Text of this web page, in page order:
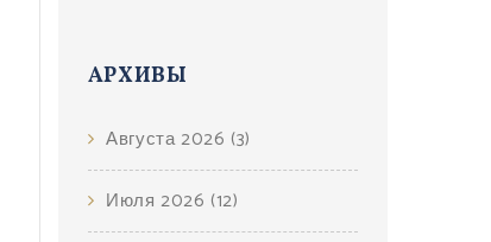
АРХИВЫ
Августа 2026 (3)
Июля 2026 (12)